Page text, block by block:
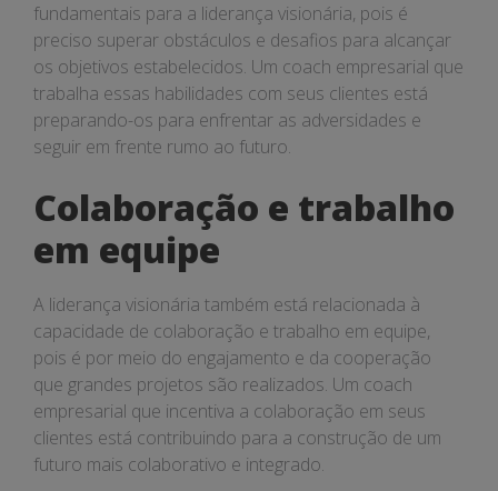
fundamentais para a liderança visionária, pois é
preciso superar obstáculos e desafios para alcançar
os objetivos estabelecidos. Um coach empresarial que
trabalha essas habilidades com seus clientes está
preparando-os para enfrentar as adversidades e
seguir em frente rumo ao futuro.
Colaboração e trabalho
em equipe
A liderança visionária também está relacionada à
capacidade de colaboração e trabalho em equipe,
pois é por meio do engajamento e da cooperação
que grandes projetos são realizados. Um coach
empresarial que incentiva a colaboração em seus
clientes está contribuindo para a construção de um
futuro mais colaborativo e integrado.